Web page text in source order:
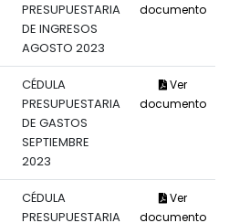
PRESUPUESTARIA
DE INGRESOS
AGOSTO 2023
documento
CÉDULA
PRESUPUESTARIA
DE GASTOS
SEPTIEMBRE
2023
Ver
documento
CÉDULA
PRESUPUESTARIA
Ver
documento